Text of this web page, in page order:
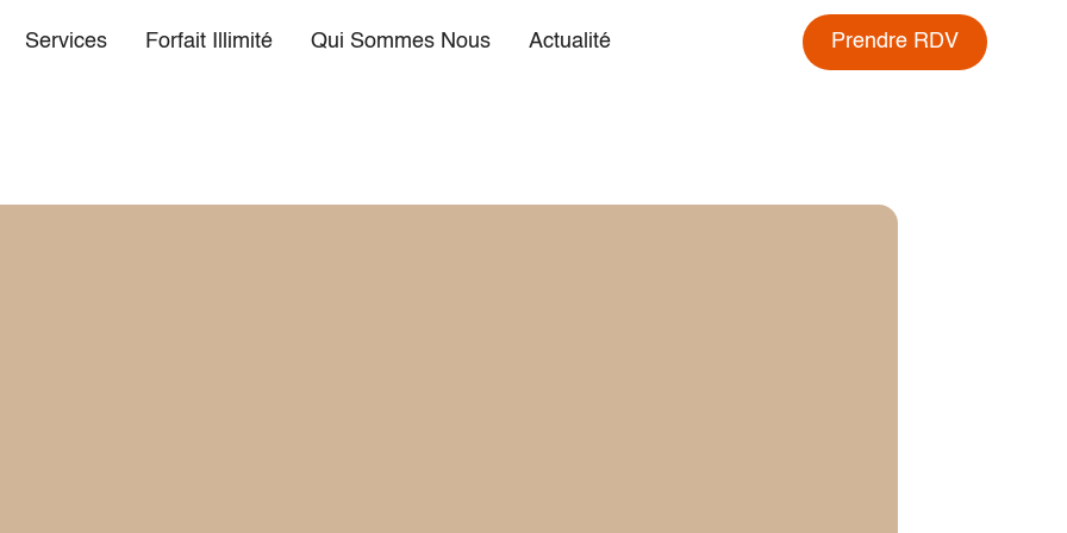
Services Forfait Illimité Qui Sommes Nous Actualité
Prendre RDV